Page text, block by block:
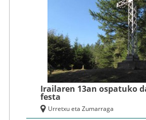
Irailaren 13an ospatuko
festa
Urretxu eta Zumarraga